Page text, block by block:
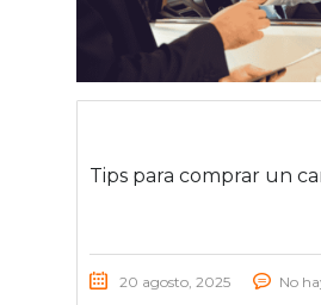
Tips para comprar un
20 agosto, 2025 No